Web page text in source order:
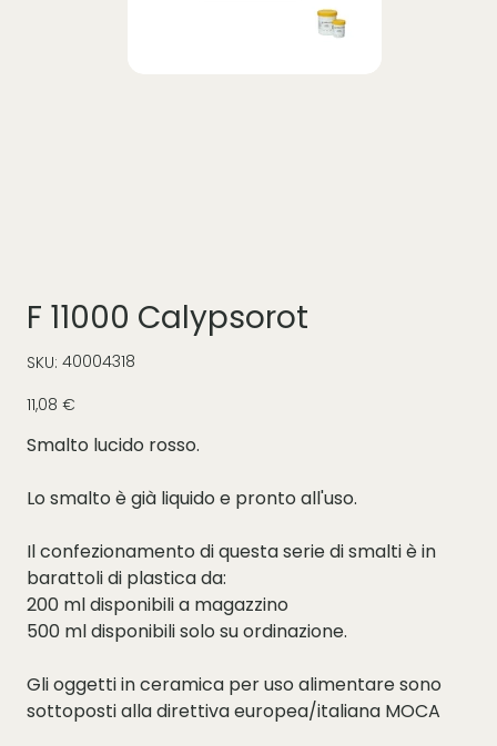
F 11000 Calypsorot
SKU:
SKU
40004318
40004318
Prezzo
11,08 €
Smalto lucido rosso.
Lo smalto è già liquido e pronto all'uso.
Il confezionamento di questa serie di smalti è in
barattoli di plastica da:
200 ml disponibili a magazzino
500 ml disponibili solo su ordinazione.
Gli oggetti in ceramica per uso alimentare sono
sottoposti alla direttiva europea/italiana MOCA